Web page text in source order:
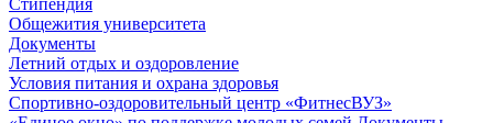
Общежития университета
Документы
Летний отдых и оздоровление
Условия питания и охрана здоровья
Спортивно-оздоровительный центр «ФитнесВУЗ»